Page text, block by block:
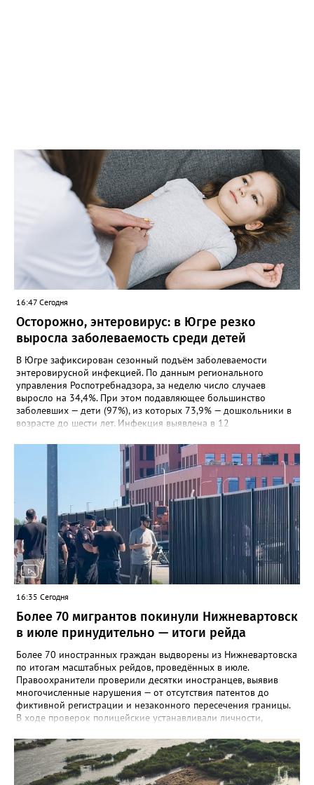
16:47 Сегодня
Осторожно, энтеровирус: в Югре резко
выросла заболеваемость среди детей
В Югре зафиксирован сезонный подъём заболеваемости
энтеровирусной инфекцией. По данным регионального
управления Роспотребнадзора, за неделю число случаев
выросло на 34,4%. При этом подавляющее большинство
заболевших — дети (97%), из которых 73,9% — дошкольники в
возрасте до шести лет. Инфекция выявлена в 12
Нижневартовск, Мегион, Нягань, Лангепас, Радужный, а также
Нижневартовский, Октябрьский, Советский, Сургутский и
Ханты-Мансийский районы. В большинстве случаев болезнь
проявляется в виде высыпаний на слизистой рта и
конечностях. На долю энтеровирусного менингита приходится
5,6% случаев. Лабораторные исследования подтвердили
циркуляцию нескольких типов вирусов Коксаки и эховирусов.
Специалисты напоминают о важности соблюдения правил
личной гигиены и рекомендуют при первых симптомах
обращаться к врачу.
16:35 Сегодня
Более 70 мигрантов покинули Нижневартовск
в июле принудительно — итоги рейда
Более 70 иностранных граждан выдворены из Нижневартовска
по итогам масштабных рейдов, проведённых в июле.
Правоохранители проверили десятки иностранцев, выявив
многочисленные нарушения — от отсутствия патентов до
фиктивной регистрации и незаконного пересечения границы.
В ходе проверок полицейские устанавливали личности,
также сверяли заявленную цель въезда с фактической
деятельностью. Особое внимание уделялось законности
постановки на учёт принимающей стороной. Все нарушения
фиксировались, на нарушителей составляли протоколы. Всего